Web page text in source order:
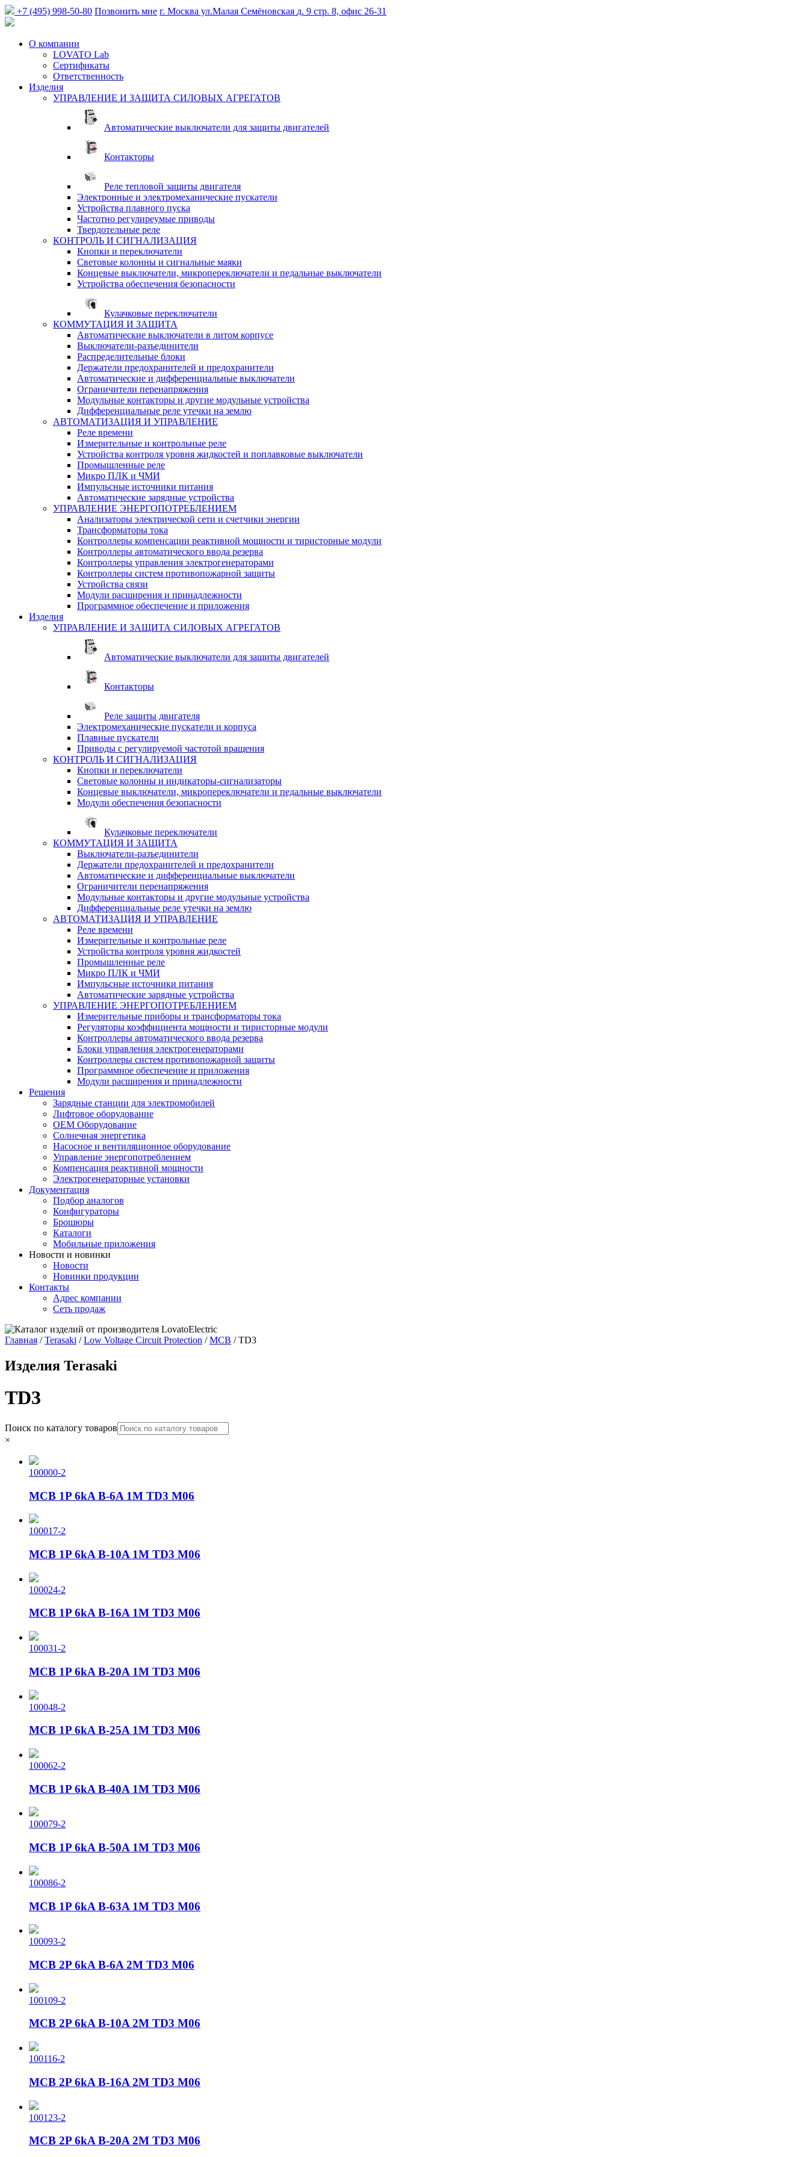
+7 (495) 998-50-80 Позвонить мне г. Москва ул.Малая Семёновская д. 9 стр. 8, офис 26-31
О компании
LOVATO Lab
Сертификаты
Ответственность
Изделия
УПРАВЛЕНИЕ И ЗАЩИТА СИЛОВЫХ АГРЕГАТОВ
Автоматические выключатели для защиты двигателей
Контакторы
Реле тепловой защиты двигателя
Электронные и электромеханические пускатели
Устройства плавного пуска
Частотно регулиреумые приводы
Твердотельные реле
КОНТРОЛЬ И СИГНАЛИЗАЦИЯ
Кнопки и переключатели
Световые колонны и сигнальные маяки
Концевые выключатели, микропереключатели и педальные выключатели
Устройства обеспечения безопасности
Кулачковые переключатели
КОММУТАЦИЯ И ЗАЩИТА
Автоматические выключатели в литом корпусе
Выключатели-разъединители
Распределительные блоки
Держатели предохранителей и предохранители
Автоматические и дифференциальные выключатели
Ограничители перенапряжения
Модульные контакторы и другие модульные устройства
Дифференциальные реле утечки на землю
АВТОМАТИЗАЦИЯ И УПРАВЛЕНИЕ
Реле времени
Измерительные и контрольные реле
Устройства контроля уровня жидкостей и поплавковые выключатели
Промышленные реле
Микро ПЛК и ЧМИ
Импульсные источники питания
Автоматические зарядные устройства
УПРАВЛЕНИЕ ЭНЕРГОПОТРЕБЛЕНИЕМ
Анализаторы электрической сети и счетчики энергии
Трансформаторы тока
Контроллеры компенсации реактивной мощности и тиристорные модули
Контроллеры автоматического ввода резерва
Контроллеры управления электрогенераторами
Контроллеры систем противопожарной защиты
Устройства связи
Модули расширения и принадлежности
Программное обеспечение и приложения
Изделия
УПРАВЛЕНИЕ И ЗАЩИТА СИЛОВЫХ АГРЕГАТОВ
Автоматические выключатели для защиты двигателей
Контакторы
Реле защиты двигателя
Электромеханические пускатели и корпуса
Плавные пускатели
Приводы с регулируемой частотой вращения
КОНТРОЛЬ И СИГНАЛИЗАЦИЯ
Кнопки и переключатели
Световые колонны и индикаторы-сигнализаторы
Концевые выключатели, микропереключатели и педальные выключатели
Модули обеспечения безопасности
Кулачковые переключатели
КОММУТАЦИЯ И ЗАЩИТА
Выключатели-разъединители
Держатели предохранителей и предохранители
Автоматические и дифференциальные выключатели
Ограничители перенапряжения
Модульные контакторы и другие модульные устройства
Дифференциальные реле утечки на землю
АВТОМАТИЗАЦИЯ И УПРАВЛЕНИЕ
Реле времени
Измерительные и контрольные реле
Устройства контроля уровня жидкостей
Промышленные реле
Микро ПЛК и ЧМИ
Импульсные источники питания
Автоматические зарядные устройства
УПРАВЛЕНИЕ ЭНЕРГОПОТРЕБЛЕНИЕМ
Измерительные приборы и трансформаторы тока
Регуляторы коэффициента мощности и тиристорные модули
Контроллеры автоматического ввода резерва
Блоки управления электрогенераторами
Контроллеры систем противопожарной защиты
Программное обеспечение и приложения
Модули расширения и принадлежности
Решения
Зарядные станции для электромобилей
Лифтовое оборудование
ОЕМ Оборудование
Солнечная энергетика
Насосное и вентиляционное оборудование
Управление энергопотреблением
Компенсация реактивной мощности
Электрогенераторные установки
Документация
Подбор аналогов
Конфигураторы
Брошюры
Каталоги
Мобильные приложения
Новости и новинки
Новости
Новинки продукции
Контакты
Адрес компании
Сеть продаж
Главная /Terasaki /Low Voltage Circuit Protection /MCB / TD3
Изделия Terasaki
TD3
Поиск по каталогу товаров
×
100000-2
MCB 1P 6kA B-6A 1M TD3 M06
100017-2
MCB 1P 6kA B-10A 1M TD3 M06
100024-2
MCB 1P 6kA B-16A 1M TD3 M06
100031-2
MCB 1P 6kA B-20A 1M TD3 M06
100048-2
MCB 1P 6kA B-25A 1M TD3 M06
100062-2
MCB 1P 6kA B-40A 1M TD3 M06
100079-2
MCB 1P 6kA B-50A 1M TD3 M06
100086-2
MCB 1P 6kA B-63A 1M TD3 M06
100093-2
MCB 2P 6kA B-6A 2M TD3 M06
100109-2
MCB 2P 6kA B-10A 2M TD3 M06
100116-2
MCB 2P 6kA B-16A 2M TD3 M06
100123-2
MCB 2P 6kA B-20A 2M TD3 M06